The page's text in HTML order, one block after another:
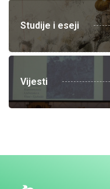
Studije i eseji
Vijesti